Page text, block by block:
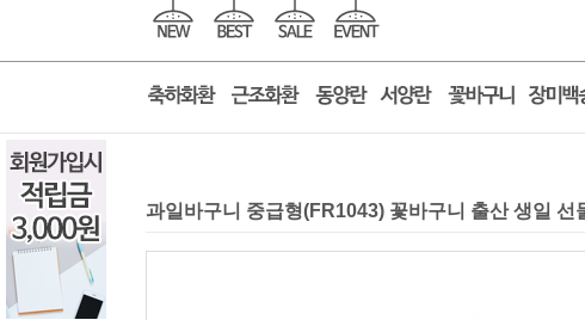
과일바구니 중급형(FR1043) 꽃바구니 출산 생일 선